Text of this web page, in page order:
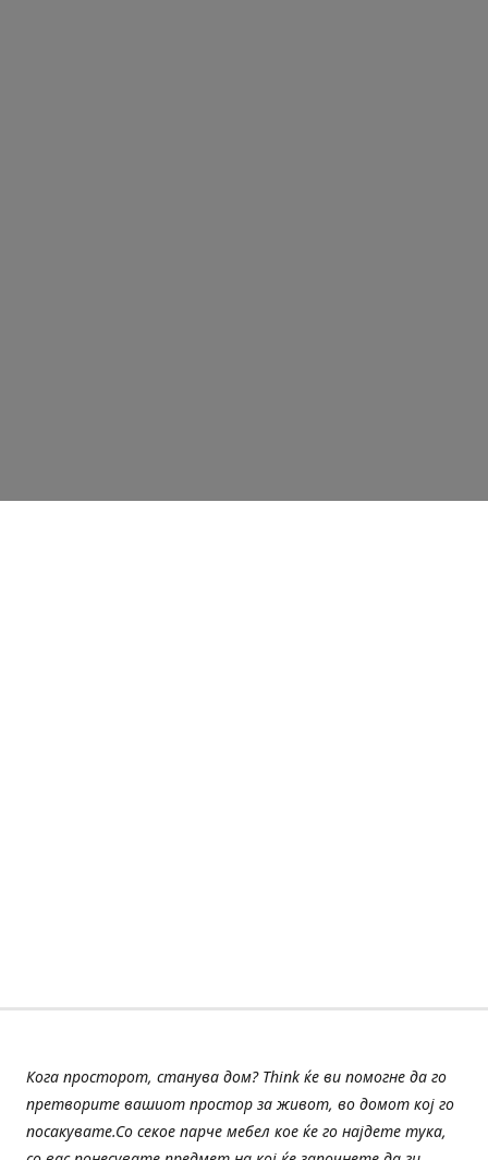
Кога просторот, станува дом? Think ќе ви помогне да го
претворите вашиот простор за живот, во домот кој го
посакувате.Со секое парче мебел кое ќе го најдете тука,